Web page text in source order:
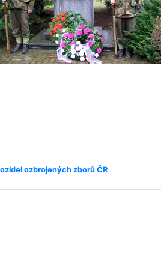
ozbrojených zborů ČR